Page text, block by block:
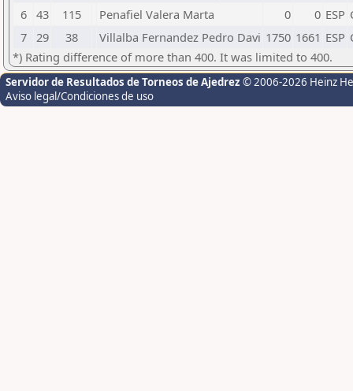
6 43 115 Penafiel Valera Marta 0 0 ESP
7 29 38 Villalba Fernandez Pedro Davi 1750 1661 ESP
*) Rating difference of more than 400. It was limited to 400.
Servidor de Resultados de Torneos de Ajedrez © 2006-2026 Heinz
Aviso legal/Condiciones de uso